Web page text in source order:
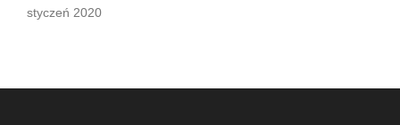
styczeń 2020